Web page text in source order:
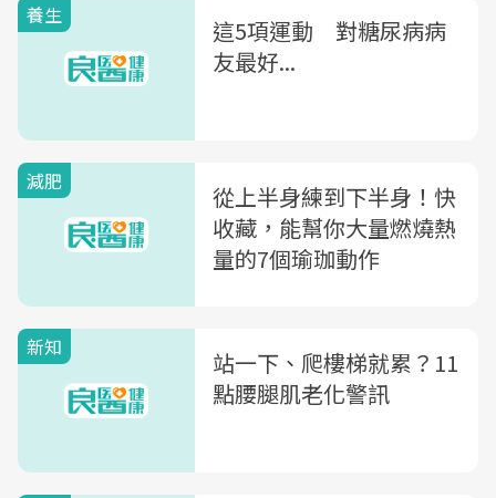
養生
這5項運動 對糖尿病病
友最好...
減肥
從上半身練到下半身！快
收藏，能幫你大量燃燒熱
量的7個瑜珈動作
新知
站一下、爬樓梯就累？11
點腰腿肌老化警訊